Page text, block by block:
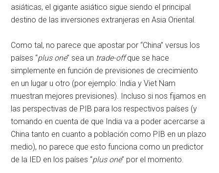
asiáticas, el gigante asiático sigue siendo el principal
destino de las inversiones extranjeras en Asia Oriental.
Como tal, no parece que apostar por “China” versus los
países “plus one” sea un trade-offque se hace
simplemente en función de previsiones de crecimiento
en un lugar u otro (por ejemplo: India y Viet Nam
muestran mejores previsiones). Incluso si nos fijamos en
las perspectivas de PIB para los respectivos países (y
tomando en cuenta de que India va a poder acercarse a
China tanto en cuanto a población como PIB en un plazo
medio), no parece que esto funciona como un predictor
de la IED en los países “plus one” por el momento.